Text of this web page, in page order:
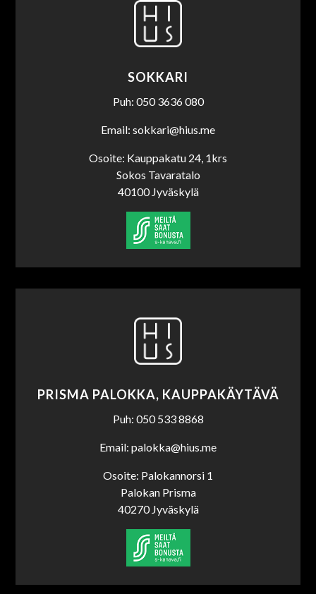
SOKKARI
Puh: 050 3636 080
Email: sokkari@hius.me
Osoite: Kauppakatu 24, 1krs
Sokos Tavaratalo
40100 Jyväskylä
PRISMA PALOKKA, KAUPPAKÄYTÄVÄ
Puh: 050 533 8868
Email: palokka@hius.me
Osoite: Palokannorsi 1
Palokan Prisma
40270 Jyväskylä